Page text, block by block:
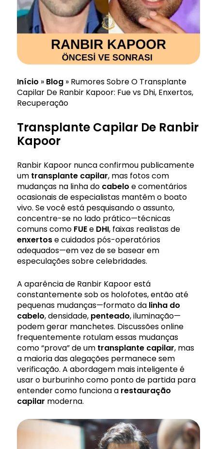
Início » Blog » Rumores Sobre O Transplante
Capilar De Ranbir Kapoor: Fue vs Dhi, Enxertos,
Recuperação
Transplante Capilar De Ranbir
Kapoor
Ranbir Kapoor nunca confirmou publicamente
um transplante capilar, mas fotos com
mudanças na linha do cabelo e comentários
ocasionais de especialistas mantêm o boato
vivo. Se você está pesquisando o assunto,
concentre-se no lado prático—técnicas
comuns como FUEe DHI, faixas realistas de
enxertose cuidados pós-operatórios
adequados—em vez de se basear em
especulações sobre celebridades.
A aparência de Ranbir Kapoor está
constantemente sob os holofotes, então até
pequenas mudanças—formato da linha do
cabelo, densidade, penteado, iluminação—
podem gerar manchetes. Discussões online
frequentemente rotulam essas mudanças
como “prova” de um transplante capilar, mas
a maioria das alegações permanece sem
verificação. A abordagem mais inteligente é
usar o burburinho como ponto de partida para
entender como funciona a restauração
capilar moderna.